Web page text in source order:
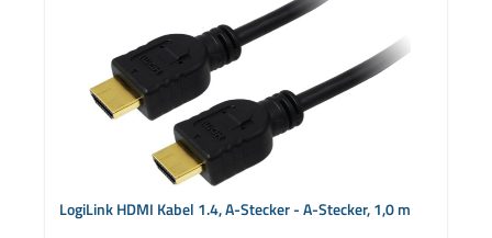
LogiLink HDMI Kabel 1.4, A-Stecker - A-Stecker, 1,0 m